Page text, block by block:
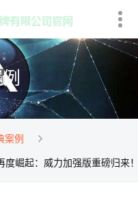
案例
崛起：威力加强版重磅归来